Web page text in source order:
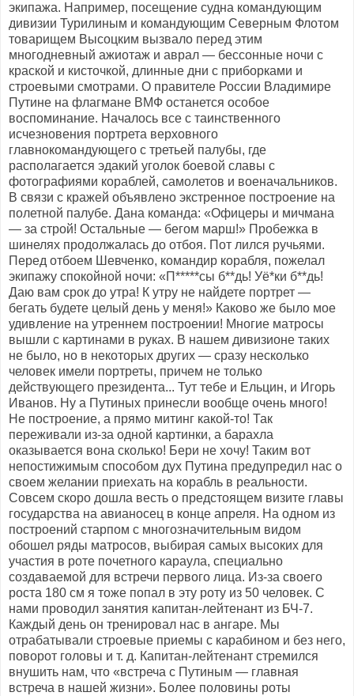
экипажа. Например, посещение судна командующим
дивизии Турилиным и командующим Северным Флотом
товарищем Высоцким вызвало перед этим
многодневный ажиотаж и аврал — бессонные ночи с
краской и кисточкой, длинные дни с приборками и
строевыми смотрами. О правителе России Владимире
Путине на флагмане ВМФ останется особое
воспоминание. Началось все с таинственного
исчезновения портрета верховного
главнокомандующего с третьей палубы, где
располагается эдакий уголок боевой славы с
фотографиями кораблей, самолетов и военачальников.
В связи с кражей объявлено экстренное построение на
полетной палубе. Дана команда: «Офицеры и мичмана
— за строй! Остальные — бегом марш!» Пробежка в
шинелях продолжалась до отбоя. Пот лился ручьями.
Перед отбоем Шевченко, командир корабля, пожелал
экипажу спокойной ночи: «П*****сы б**дь! Уё*ки б**дь!
Даю вам срок до утра! К утру не найдете портрет —
бегать будете целый день у меня!» Каково же было мое
удивление на утреннем построении! Многие матросы
вышли с картинами в руках. В нашем дивизионе таких
не было, но в некоторых других — сразу несколько
человек имели портреты, причем не только
действующего президента... Тут тебе и Ельцин, и Игорь
Иванов. Ну а Путиных принесли вообще очень много!
Не построение, а прямо митинг какой-то! Так
переживали из-за одной картинки, а барахла
оказывается вона сколько! Бери не хочу! Таким вот
непостижимым способом дух Путина предупредил нас о
своем желании приехать на корабль в реальности.
Совсем скоро дошла весть о предстоящем визите главы
государства на авианосец в конце апреля. На одном из
построений старпом с многозначительным видом
обошел ряды матросов, выбирая самых высоких для
участия в роте почетного караула, специально
создаваемой для встречи первого лица. Из-за своего
роста 180 см я тоже попал в эту роту из 50 человек. С
нами проводил занятия капитан-лейтенант из БЧ-7.
Каждый день он тренировал нас в ангаре. Мы
отрабатывали строевые приемы с карабином и без него,
поворот головы и т. д. Капитан-лейтенант стремился
внушить нам, что «встреча с Путиным — главная
встреча в нашей жизни». Более половины роты